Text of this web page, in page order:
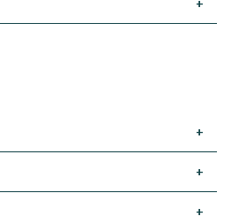
+
+
+
+